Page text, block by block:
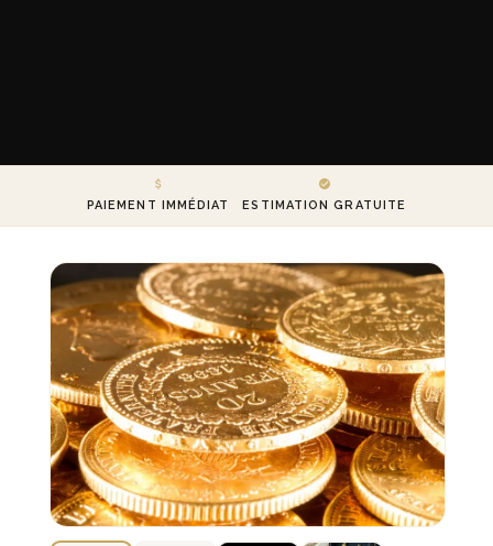
PAIEMENT IMMÉDIAT ESTIMATION GRATUITE